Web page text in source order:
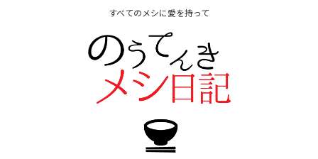
すべてのメシに愛を持って